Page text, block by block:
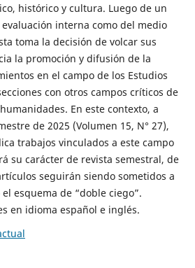
histórico y cultura. Luego de un
interna como del medio
toma la decisión de volcar sus
la promoción y difusión de la
en el campo de los Estudios
con otros campos críticos de
En este contexto, a
de 2025 (Volumen 15, N° 27),
trabajos vinculados a este campo
su carácter de revista semestral, de
seguirán siendo sometidos a
esquema de “doble ciego”.
en idioma español e inglés.